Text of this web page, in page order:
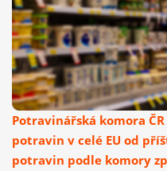
Potravinářská komora
potravin v celé EU od
potravin podle komory